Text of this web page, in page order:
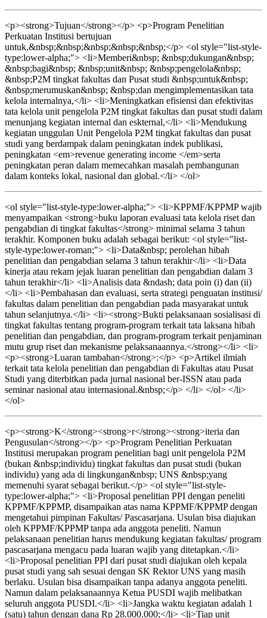
<p><strong>Tujuan</strong></p> <p>Program Penelitian
Perkuatan Institusi bertujuan
untuk,&nbsp;&nbsp;&nbsp;&nbsp;&nbsp;</p> <ol style="list-style-
type:lower-alpha;"> <li>Memberi&nbsp; &nbsp;dukungan&nbsp;
&nbsp;bagi&nbsp; &nbsp;unit&nbsp; &nbsp;pengelola&nbsp;
&nbsp;P2M tingkat fakultas dan Pusat studi &nbsp;untuk&nbsp;
&nbsp;merumuskan&nbsp; &nbsp;dan mengimplementasikan tata
kelola internalnya,</li> <li>Meningkatkan efisiensi dan efektivitas
tata kelola unit pengelola P2M tingkat fakultas dan pusat studi dalam
menunjang kegiatan internal dan eskternal,</li> <li>Mendukung
kegiatan unggulan Unit Pengelola P2M tingkat fakultas dan pusat
studi yang berdampak dalam peningkatan indek publikasi,
peningkatan <em>revenue generating income </em>serta
peningkatan peran dalam memecahkan masalah pembangunan
dalam konteks lokal, nasional dan global.</li> </ol>
<ol style="list-style-type:lower-alpha;"> <li>KPPMF/KPPMP wajib
menyampaikan <strong>buku laporan evaluasi tata kelola riset dan
pengabdian di tingkat fakultas</strong> minimal selama 3 tahun
terakhir. Komponen buku adalah sebagai berikut: <ol style="list-
style-type:lower-roman;"> <li>Data&nbsp; perolehan hibah
penelitian dan pengabdian selama 3 tahun terakhir</li> <li>Data
kinerja atau rekam jejak luaran penelitian dan pengabdian dalam 3
tahun terakhir</li> <li>Analisis data &ndash; data poin (i) dan (ii)
</li> <li>Pembahasan dan evaluasi, serta strategi penguatan institusi/
fakultas dalam penelitian dan pengabdian pada masyarakat untuk
tahun selanjutnya.</li> <li><strong>Bukti pelaksanaan sosialisasi di
tingkat fakultas tentang program-program terkait tata laksana hibah
penelitian dan pengabdian, dan program-program terkait penjaminan
mutu grup riset dan mekanisme pelaksanaannya.</strong></li> <li>
<p><strong>Luaran tambahan</strong>:</p> <p>Artikel ilmiah
terkait tata kelola penelitian dan pengabdian di Fakultas atau Pusat
Studi yang diterbitkan pada jurnal nasional ber-ISSN atau pada
seminar nasional atau internasional.&nbsp;</p> </li> </ol> </li>
</ol>
<p><strong>K</strong><strong>r</strong><strong>iteria dan
Pengusulan</strong></p> <p>Program Penelitian Perkuatan
Institusi merupakan program penelitian bagi unit pengelola P2M
(bukan &nbsp;individu) tingkat fakultas dan pusat studi (bukan
individu) yang ada di lingkungan&nbsp; UNS &nbsp;yang
memenuhi syarat sebagai berikut.</p> <ol style="list-style-
type:lower-alpha;"> <li>Proposal penelitian PPI dengan peneliti
KPPMF/KPPMP, disampaikan atas nama KPPMF/KPPMP dengan
mengetahui pimpinan Fakultas/ Pascasarjana. Usulan bisa diajukan
oleh KPPMF/KPPMP tanpa ada anggota peneliti. Namun
pelaksanaan penelitian harus mendukung kegiatan fakultas/ program
pascasarjana mengacu pada luaran wajib yang ditetapkan.</li>
<li>Proposal penelitian PPI dari pusat studi diajukan oleh kepala
pusat studi yang sah sesuai dengan SK Rektor UNS yang masih
berlaku. Usulan bisa disampaikan tanpa adanya anggota peneliti.
Namun dalam pelaksanaannya Ketua PUSDI wajib melibatkan
seluruh anggota PUSDI.</li> <li>Jangka waktu kegiatan adalah 1
(satu) tahun dengan dana Rp 28.000.000;</li> <li>Tiap unit